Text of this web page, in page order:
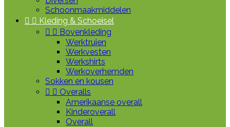
Schoonmaakmiddelen
  Kleding & Schoeisel
  Bovenkleding
Werktruien
Werkvesten
Werkshirts
Werkoverhemden
Sokken en kousen
  Overalls
Amerikaanse overall
Kinderoverall
Overall